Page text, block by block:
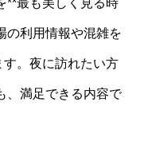
**最も美しく見る時
の利用情報や混雑を
。夜に訪れたい方
、満足できる内容で